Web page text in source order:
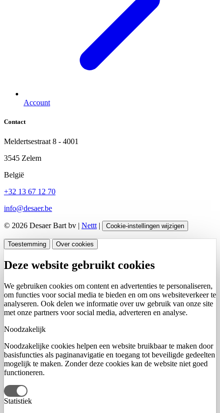
Account
Contact
Meldertsestraat 8 - 4001
3545 Zelem
België
+32 13 67 12 70
info@desaer.be
© 2026 Desaer Bart bv | Nettt | Cookie-instellingen wijzigen
Toestemming Over cookies
Deze website gebruikt cookies
We gebruiken cookies om content en advertenties te personaliseren,
om functies voor social media te bieden en om ons websiteverkeer te
analyseren. Ook delen we informatie over uw gebruik van onze site
met onze partners voor social media, adverteren en analyse.
Noodzakelijk
Noodzakelijke cookies helpen een website bruikbaar te maken door
basisfuncties als paginanavigatie en toegang tot beveiligde gedeelten
mogelijk te maken. Zonder deze cookies kan de website niet goed
functioneren.
Statistiek